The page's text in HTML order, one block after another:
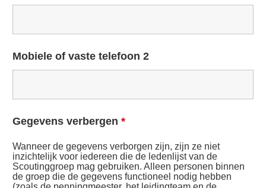
Mobiele of vaste telefoon 2
Gegevens verbergen *
Wanneer de gegevens verborgen zijn, zijn ze niet
inzichtelijk voor iedereen die de ledenlijst van de
Scoutinggroep mag gebruiken. Alleen personen binnen
de groep die de gegevens functioneel nodig hebben